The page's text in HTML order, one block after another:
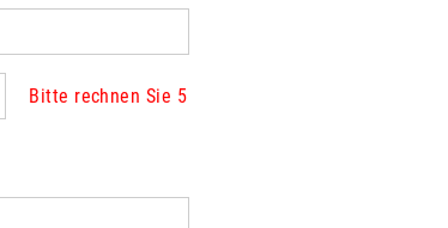
Bitte rechnen Sie 5